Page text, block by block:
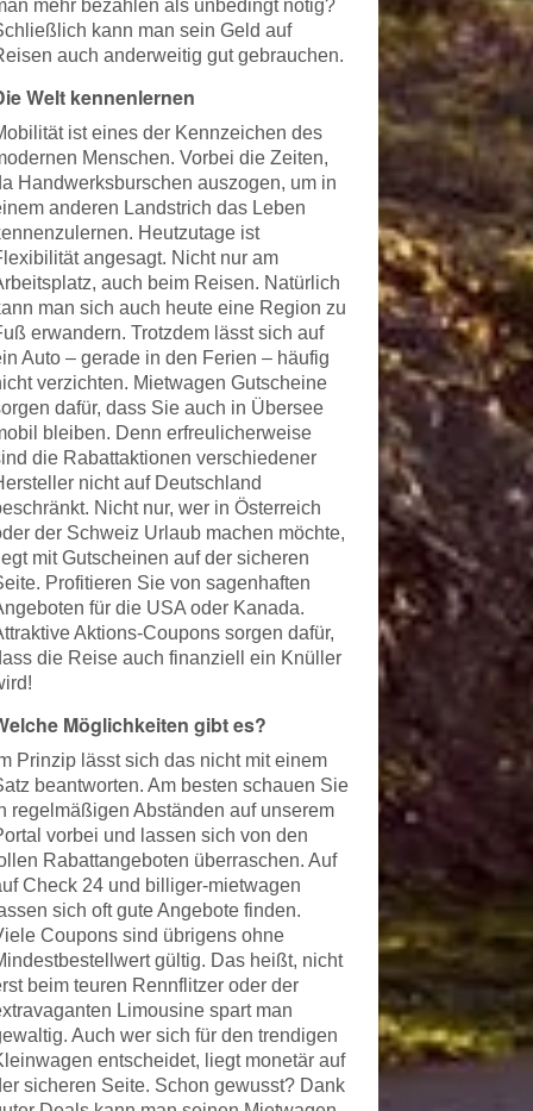
mehr bezahlen als unbedingt nötig?
kann man sein Geld auf
auch anderweitig gut gebrauchen.
Welt kennenlernen
ist eines der Kennzeichen des
Menschen. Vorbei die Zeiten,
Handwerksburschen auszogen, um in
anderen Landstrich das Leben
Heutzutage ist
angesagt. Nicht nur am
auch beim Reisen. Natürlich
man sich auch heute eine Region zu
erwandern. Trotzdem lässt sich auf
Auto – gerade in den Ferien – häufig
verzichten. Mietwagen Gutscheine
dafür, dass Sie auch in Übersee
bleiben. Denn erfreulicherweise
die Rabattaktionen verschiedener
nicht auf Deutschland
Nicht nur, wer in Österreich
der Schweiz Urlaub machen möchte,
mit Gutscheinen auf der sicheren
Profitieren Sie von sagenhaften
für die USA oder Kanada.
Aktions-Coupons sorgen dafür,
die Reise auch finanziell ein Knüller
Möglichkeiten gibt es?
Prinzip lässt sich das nicht mit einem
beantworten. Am besten schauen Sie
regelmäßigen Abständen auf unserem
vorbei und lassen sich von den
Rabattangeboten überraschen. Auf
Check 24 und billiger-mietwagen
sich oft gute Angebote finden.
Coupons sind übrigens ohne
gültig. Das heißt, nicht
beim teuren Rennflitzer oder der
Limousine spart man
Auch wer sich für den trendigen
entscheidet, liegt monetär auf
sicheren Seite. Schon gewusst? Dank